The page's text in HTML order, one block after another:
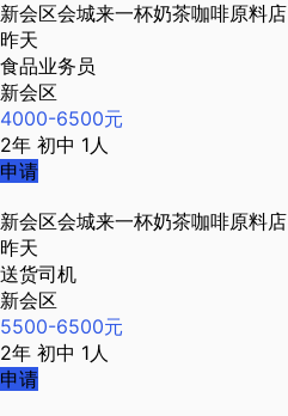
新会区会城来一杯奶茶咖啡原料店
昨天
食品业务员
新会区
4000-6500元
2年 初中 1人
申请
新会区会城来一杯奶茶咖啡原料店
昨天
送货司机
新会区
5500-6500元
2年 初中 1人
申请